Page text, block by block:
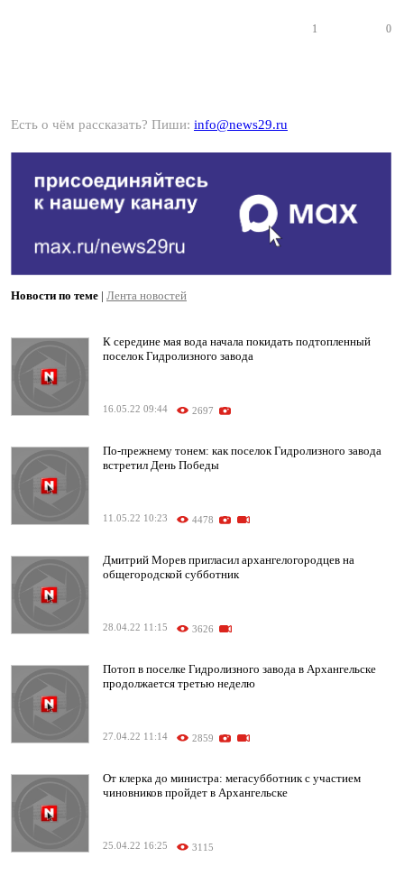
1 0
Есть о чём рассказать? Пиши: info@news29.ru
Новости по теме | Лента новостей
К середине мая вода начала покидать подтопленный
поселок Гидролизного завода
16.05.22 09:44 2697
По-прежнему тонем: как поселок Гидролизного завода
встретил День Победы
11.05.22 10:23 4478
Дмитрий Морев пригласил архангелогородцев на
общегородской субботник
28.04.22 11:15 3626
Потоп в поселке Гидролизного завода в Архангельске
продолжается третью неделю
27.04.22 11:14 2859
От клерка до министра: мегасубботник с участием
чиновников пройдет в Архангельске
25.04.22 16:25 3115